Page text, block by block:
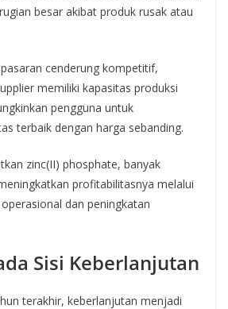
besar akibat produk rusak atau
cenderung kompetitif,
memiliki kapasitas produksi
pengguna untuk
terbaik dengan harga sebanding.
zinc(II) phosphate, banyak
profitabilitasnya melalui
dan peningkatan
Sisi Keberlanjutan
terakhir, keberlanjutan menjadi